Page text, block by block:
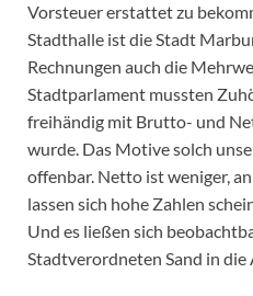
Vorsteuer erstattet zu
Stadthalle ist die Stadt
Rechnungen auch die
Stadtparlament mussten
freihändig mit Brutto- und
wurde. Das Motive solch
offenbar. Netto ist weniger,
lassen sich hohe Zahlen
Und es ließen sich
Stadtverordneten Sand in die